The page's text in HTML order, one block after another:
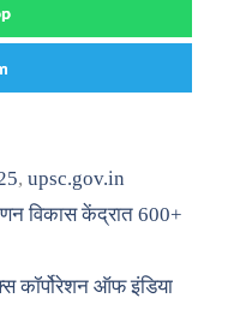
,upsc.gov.in
विकास केंद्रात 600+
कॉर्पोरेशन ऑफ इंडिया